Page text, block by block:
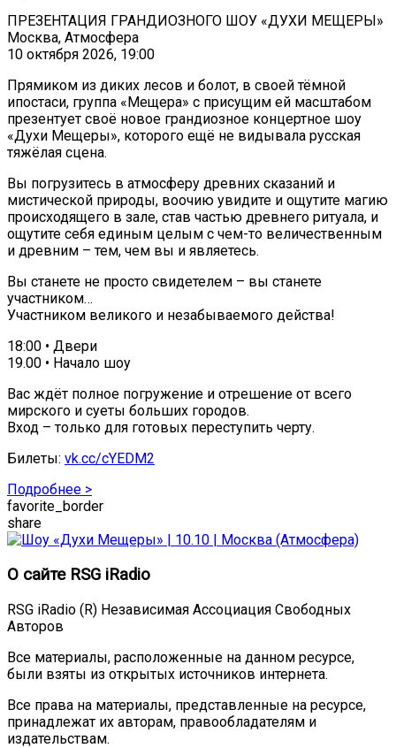
ПРЕЗЕНТАЦИЯ ГРАНДИОЗНОГО ШОУ «ДУХИ МЕЩЕРЫ»
Москва, Атмосфера
10 октября 2026, 19:00
Прямиком из диких лесов и болот, в своей тёмной
ипостаси, группа «Мещера» с присущим ей масштабом
презентует своё новое грандиозное концертное шоу
«Духи Мещеры», которого ещё не видывала русская
тяжёлая сцена.
Вы погрузитесь в атмосферу древних сказаний и
мистической природы, воочию увидите и ощутите магию
происходящего в зале, став частью древнего ритуала, и
ощутите себя единым целым с чем-то величественным
и древним – тем, чем вы и являетесь.
Вы станете не просто свидетелем – вы станете
участником…
Участником великого и незабываемого действа!
18:00 • Двери
19.00 • Начало шоу
Вас ждёт полное погружение и отрешение от всего
мирского и суеты больших городов.
Вход – только для готовых переступить черту.
Билеты: vk.cc/cYEDM2
Подробнее >
favorite_border
share
О сайте RSG iRadio
RSG iRadio (R) Независимая Ассоциация Свободных
Авторов
Все материалы, расположенные на данном ресурсе,
были взяты из открытых источников интернета.
Все права на материалы, представленные на ресурсе,
принадлежат их авторам, правообладателям и
издательствам.